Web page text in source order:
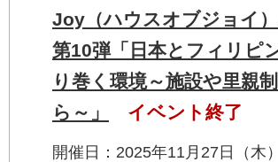
Joy（ハウスオブジョイ
第10弾「日本とフィリピ
り巻く環境～施設や里親
ら～」
イベント終了
開催日：2025年11月27日（木）